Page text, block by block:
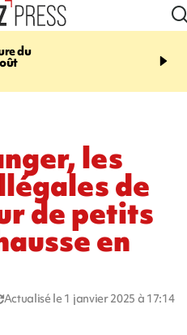
du
14:23
massif de migrants, la
les
de
de petits
en
Actualisé le 1 janvier 2025 à 17:14